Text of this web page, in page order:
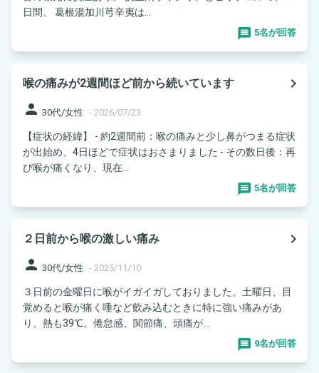
日間、 葛根湯加川芎辛夷は...
5名が回答
喉の痛みが2週間ほど前から続いています
navigate_next
person 30代/女性 - 2026/07/23
【症状の経緯】 - 約2週間前：喉の痛みと少し鼻がつまる症状
が出始め、4日ほどで症状はおさまりました - その数日後：再
び喉が痛くなり、現在...
5名が回答
２日前から喉の激しい痛み
navigate_next
person 30代/女性 - 2025/11/10
３日前の金曜日に喉がイガイガしておりました。土曜日、目
覚めると喉が痛く唾など飲み込むときに特に強い痛みがあ
り、熱も39℃。倦怠感、関節痛、頭痛が...
9名が回答